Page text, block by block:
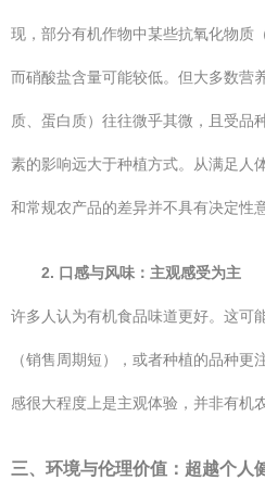
现，部分有机作物中某些抗氧化物质
而硝酸盐含量可能较低。但大多数营
质、蛋白质）往往微乎其微，且受品
素的影响远大于种植方式。从满足人
和常规农产品的差异并不具有决定性意
2. 口感与风味：主观感受为主
许多人认为有机食品味道更好。这可
（销售周期短），或者种植的品种更
感很大程度上是主观体验，并非有机
三、环境与伦理价值：超越个人